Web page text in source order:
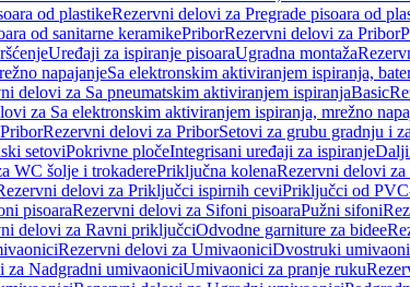
od plastikeRezervni delovi za Pregrade pisoara od
od sanitarne keramikePriborRezervni delovi za Pribor
Uređaji za ispiranje pisoaraUgradna montaža
napajanjeSa elektronskim aktiviranjem ispiranja,
delovi za Sa pneumatskim aktiviranjem ispiranjaBasic
za Sa elektronskim aktiviranjem ispiranja, mrežno
PriborRezervni delovi za PriborSetovi za grubu gradnju i
setoviPokrivne pločeIntegrisani uređaji za ispiranje
WC šolje i trokaderePriključna kolenaRezervni delovi
delovi za Priključci ispirnih ceviPriključci od
pisoaraRezervni delovi za Sifoni pisoaraPužni sifoni
delovi za Ravni priključciOdvodne garniture za bidee
Rezervni delovi za UmivaoniciDvostruki
za Nadgradni umivaoniciUmivaonici za pranje ruku